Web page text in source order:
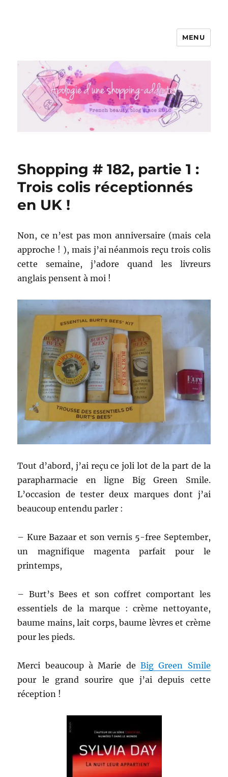
Apologie d'une Shopping-addicte
MENU
Shopping # 182, partie 1 :
Trois colis réceptionnés
en UK !
Non, ce n’est pas mon anniversaire (mais cela
approche ! ), mais j’ai néanmois reçu trois colis
cette semaine, j’adore quand les livreurs
anglais pensent à moi !
Tout d’abord, j’ai reçu ce joli lot de la part de la
parapharmacie en ligne Big Green Smile.
L’occasion de tester deux marques dont j’ai
beaucoup entendu parler :
– Kure Bazaar et son vernis 5-free September,
un magnifique magenta parfait pour le
printemps,
– Burt’s Bees et son coffret comportant les
essentiels de la marque : crème nettoyante,
baume mains, lait corps, baume lèvres et crème
pour les pieds.
Merci beaucoup à Marie de Big Green Smile
pour le grand sourire que j’ai depuis cette
réception !